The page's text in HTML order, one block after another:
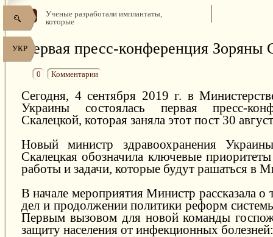
УКР
Ученые разработали имплантаты,
которые
Первая пресс-конференция Зоряны
0 Комментарии
Сегодня, 4 сентября 2019 г. в
Украины состоялась первая пресс-
Скалецкой, которая заняла этот пост 30
Новый министр здравоохранения
Скалецкая обозначила ключевые
работы и задачи, которые будут рашаться в
В начале мероприятия Министр рассказала о
дел и продолжении политики реформ
Первым вызовом для новой команды
защиту населения от инфекционных болезней: